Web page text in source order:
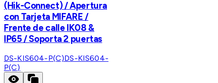
(Hik-Connect) / Apertura
con Tarjeta MIFARE /
Frente de calle IK08 &
IP65 / Soporta 2 puertas
DS-KIS604-P(C)DS-KIS604-
P(C)